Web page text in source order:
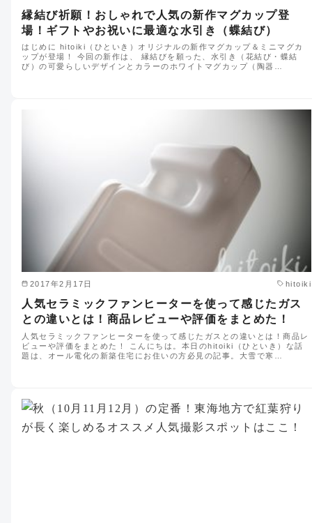
縁結び祈願！おしゃれで人気の新作マグカップ登
場！ギフトやお祝いに最適な水引き（蝶結び）
はじめに hitoiki（ひといき）オリジナルの新作マグカップ＆ミニマグカ
ップが登場！ 今回の新作は、 縁結びを願った、水引き（花結び・蝶結
び）の可愛らしいデザインとカラーのホワイトマグカップ（陶器…
2017年2月17日 hitoiki
人気セラミックファンヒーターを使って感じたガス
との違いとは！商品レビューや評価をまとめた！
人気セラミックファンヒーターを使って感じたガスとの違いとは！商品レ
ビューや評価をまとめた！ こんにちは。本日のhitoiki（ひといき）な話
題は、オール電化の新築住宅にお住いの方必見の記事。大雪で寒…